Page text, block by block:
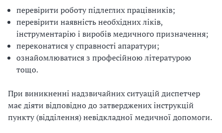
перевірити роботу підлеглих працівників;
перевірити наявність необхідних ліків,
інструментарію і виробів медичного призначення;
переконатися у справності апаратури;
ознайомлюватися з професійною літературою
тощо.
При виникненні надзвичайних ситуацій диспетчер
має діяти відповідно до затверджених інструкцій
пункту (відділення) невідкладної медичної допомоги.